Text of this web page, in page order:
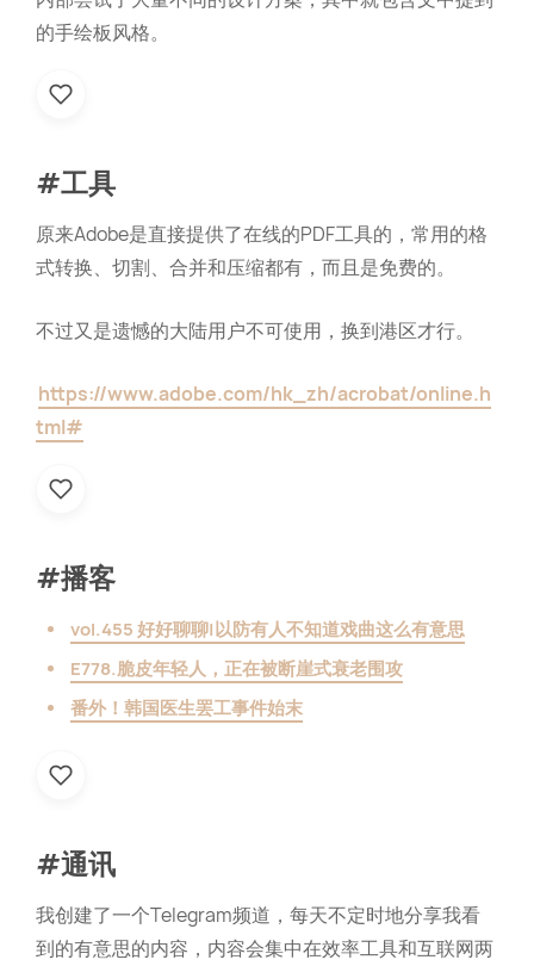
的手绘板风格。
#工具
原来Adobe是直接提供了在线的PDF工具的，常用的格
式转换、切割、合并和压缩都有，而且是免费的。
不过又是遗憾的大陆用户不可使用，换到港区才行。
https://www.adobe.com/hk_zh/acrobat/online.h
tml#
#播客
vol.455 好好聊聊|以防有人不知道戏曲这么有意思
E778.脆皮年轻人，正在被断崖式衰老围攻
番外！韩国医生罢工事件始末
#通讯
我创建了一个Telegram频道，每天不定时地分享我看
到的有意思的内容，内容会集中在效率工具和互联网两